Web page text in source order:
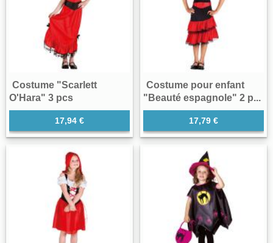
Costume "Scarlett
O'Hara" 3 pcs
17,94 €
Costume pour enfant
"Beauté espagnole" 2 p...
17,79 €